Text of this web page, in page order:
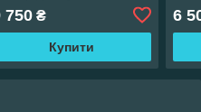
750₴
Купити
6